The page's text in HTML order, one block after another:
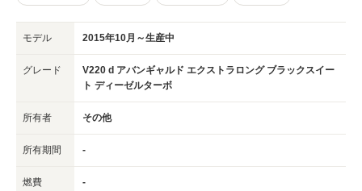
モデル 2015年10月～生産中
グレード
V220 d アバンギャルド エクストラロング ブラックスイー
ト ディーゼルターボ
所有者 その他
所有期間 -
燃費 -